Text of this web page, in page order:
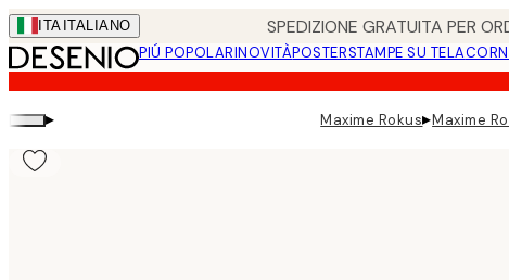
Skip
to
main
content.
ITA ITALIANO SPEDIZIONE GRATUITA PER
PIÚ POPOLARINOVITÀPOSTERSTAMPE SU TELA
▸ Maxime Rokus▸Maxime